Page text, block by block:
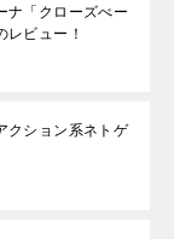
ナ「クローズべー
レビュー！
クション系ネトゲ